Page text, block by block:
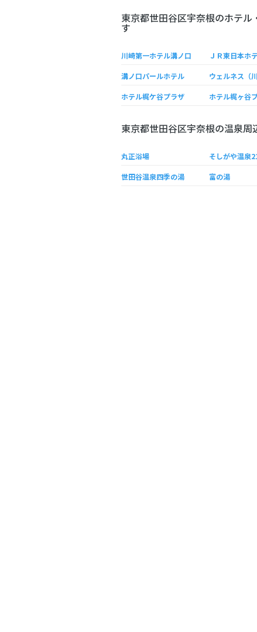
東京都世田谷区宇奈根のホテ
す
川崎第一ホテル溝ノ口
溝ノ口パールホテル ウェルネス（川
ホテル梶ケ谷プラザ ホテル梶ヶ谷
東京都世田谷区宇奈根の温泉
丸正浴場 そしがや温泉
世田谷温泉四季の湯 富の湯